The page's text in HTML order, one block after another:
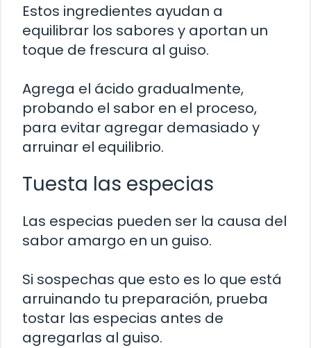
Estos ingredientes ayudan a
equilibrar los sabores y aportan un
toque de frescura al guiso.
Agrega el ácido gradualmente,
probando el sabor en el proceso,
para evitar agregar demasiado y
arruinar el equilibrio.
Tuesta las especias
Las especias pueden ser la causa del
sabor amargo en un guiso.
Si sospechas que esto es lo que está
arruinando tu preparación, prueba
tostar las especias antes de
agregarlas al guiso.